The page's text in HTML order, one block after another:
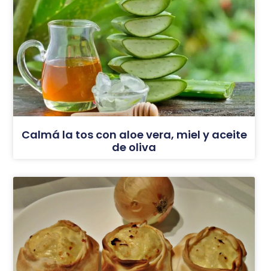
Calmá la tos con aloe vera, miel y aceite
de oliva